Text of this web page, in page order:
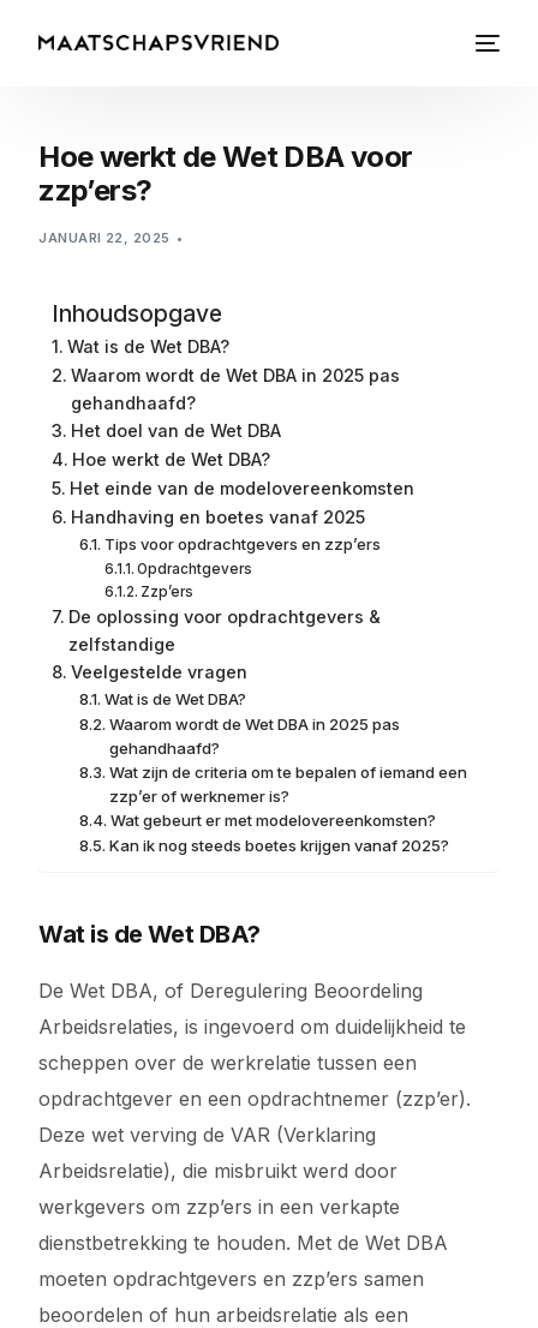
Hoe werkt de Wet DBA voor
zzp’ers?
JANUARI 22, 2025
Inhoudsopgave
Wat is de Wet DBA?
Waarom wordt de Wet DBA in 2025 pas
gehandhaafd?
Het doel van de Wet DBA
Hoe werkt de Wet DBA?
Het einde van de modelovereenkomsten
Handhaving en boetes vanaf 2025
Tips voor opdrachtgevers en zzp’ers
Opdrachtgevers
Zzp’ers
De oplossing voor opdrachtgevers &
zelfstandige
Veelgestelde vragen
Wat is de Wet DBA?
Waarom wordt de Wet DBA in 2025 pas
gehandhaafd?
Wat zijn de criteria om te bepalen of iemand een
zzp’er of werknemer is?
Wat gebeurt er met modelovereenkomsten?
Kan ik nog steeds boetes krijgen vanaf 2025?
Wat is de Wet DBA?
De Wet DBA, of Deregulering Beoordeling
Arbeidsrelaties, is ingevoerd om duidelijkheid te
scheppen over de werkrelatie tussen een
opdrachtgever en een opdrachtnemer (zzp’er).
Deze wet verving de VAR (Verklaring
Arbeidsrelatie), die misbruikt werd door
werkgevers om zzp’ers in een verkapte
dienstbetrekking te houden. Met de Wet DBA
moeten opdrachtgevers en zzp’ers samen
beoordelen of hun arbeidsrelatie als een